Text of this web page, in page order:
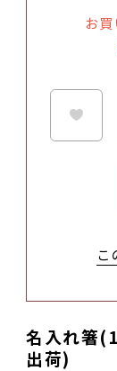
お
こ
名入れ箸
出荷)